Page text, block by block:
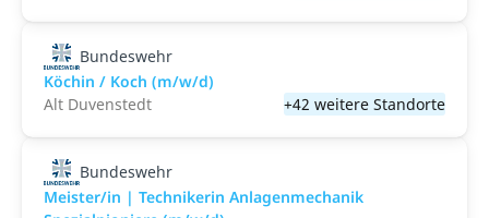
Bundeswehr
Köchin / Koch (m/w/d)
Alt Duvenstedt
+42 weitere Standorte
Bundeswehr
Meister/in | Technikerin Anlagenmechanik